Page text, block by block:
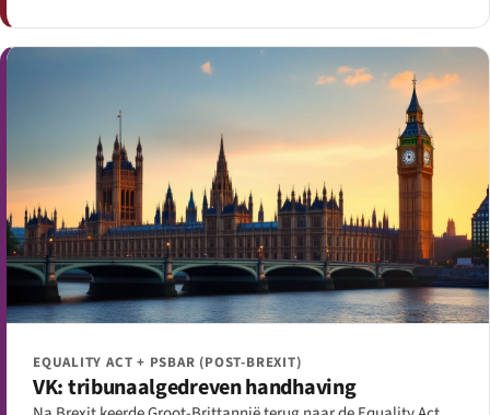
EQUALITY ACT + PSBAR (POST-BREXIT)
VK: tribunaalgedreven handhaving